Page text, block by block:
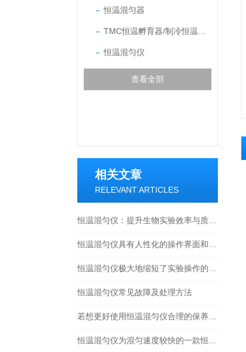
恒温混匀器
恒温混匀仪
查看全部
相关文章
RELEVANT ARTICLES
恒温混匀仪常见故障及处理方法